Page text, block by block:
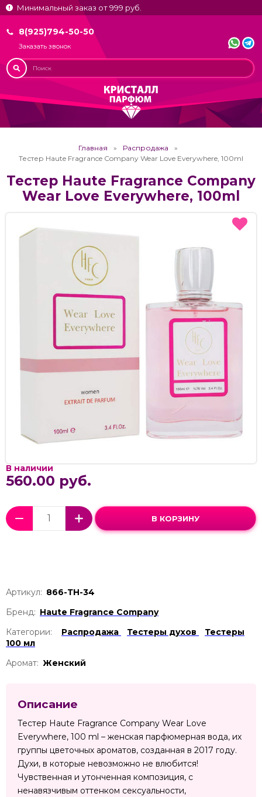
Минимальный заказ от 999 руб.
8(925)794-50-50
Заказать звонок
Главная
Распродажа
Тестер Haute Fragrance Company Wear Love Everywhere, 100ml
Тестер Haute Fragrance Company
Wear Love Everywhere, 100ml
В наличии
560.00 руб.
В КОРЗИНУ
Артикул: 866-ТН-34
Бренд: Haute Fragrance Company
Категории:
Распродажа Тестеры духов
Тестеры
100 мл
Аромат: Женский
Описание
Тестер Haute Fragrance Company Wear Love
Everywhere, 100 ml – женская парфюмерная вода, их
группы цветочных ароматов, созданная в 2017 году.
Духи, в которые невозможно не влюбится!
Чувственная и утонченная композиция, с
ненавязчивым оттенком сексуальности,